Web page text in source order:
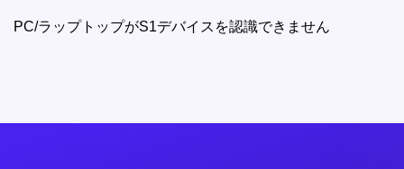
PC/ラップトップがS1デバイスを認識できません